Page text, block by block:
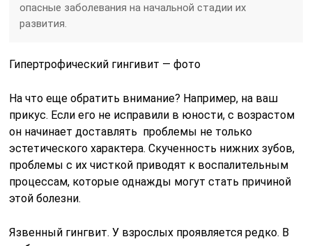
опасные заболевания на начальной стадии их
развития.
Гипертрофический гингивит — фото
На что еще обратить внимание? Например, на ваш
прикус. Если его не исправили в юности, с возрастом
он начинает доставлять проблемы не только
эстетического характера. Скученность нижних зубов,
проблемы с их чисткой приводят к воспалительным
процессам, которые однажды могут стать причиной
этой болезни.
Язвенный гингвит. У взрослых проявляется редко. В